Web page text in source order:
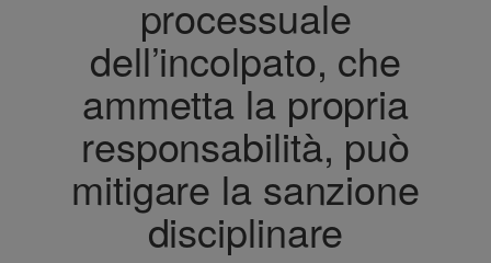
processuale
dell’incolpato, che
ammetta la propria
responsabilità, può
mitigare la sanzione
disciplinare